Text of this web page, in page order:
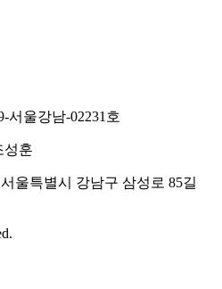
서울강남-02231호
성훈
울특별시 강남구 삼성로 85길